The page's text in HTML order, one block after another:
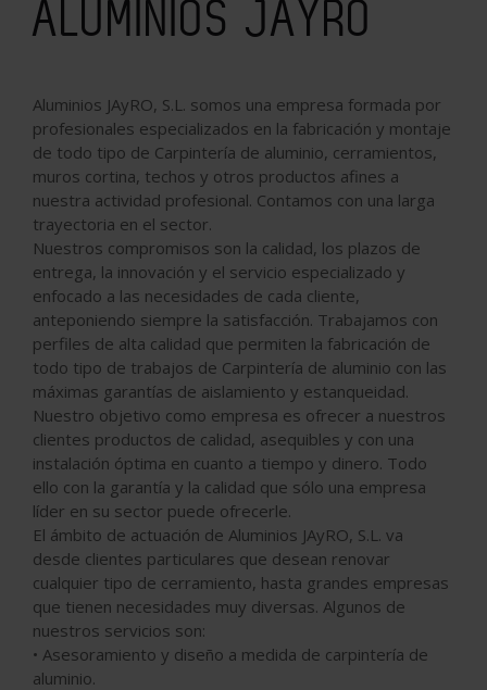
ALUMINIOS JAYRO
Aluminios JAyRO, S.L. somos una empresa formada por
profesionales especializados en la fabricación y montaje
de todo tipo de Carpintería de aluminio, cerramientos,
muros cortina, techos y otros productos afines a
nuestra actividad profesional. Contamos con una larga
trayectoria en el sector.
Nuestros compromisos son la calidad, los plazos de
entrega, la innovación y el servicio especializado y
enfocado a las necesidades de cada cliente,
anteponiendo siempre la satisfacción. Trabajamos con
perfiles de alta calidad que permiten la fabricación de
todo tipo de trabajos de Carpintería de aluminio con las
máximas garantías de aislamiento y estanqueidad.
Nuestro objetivo como empresa es ofrecer a nuestros
clientes productos de calidad, asequibles y con una
instalación óptima en cuanto a tiempo y dinero. Todo
ello con la garantía y la calidad que sólo una empresa
líder en su sector puede ofrecerle.
El ámbito de actuación de Aluminios JAyRO, S.L. va
desde clientes particulares que desean renovar
cualquier tipo de cerramiento, hasta grandes empresas
que tienen necesidades muy diversas. Algunos de
nuestros servicios son:
• Asesoramiento y diseño a medida de carpintería de
aluminio.